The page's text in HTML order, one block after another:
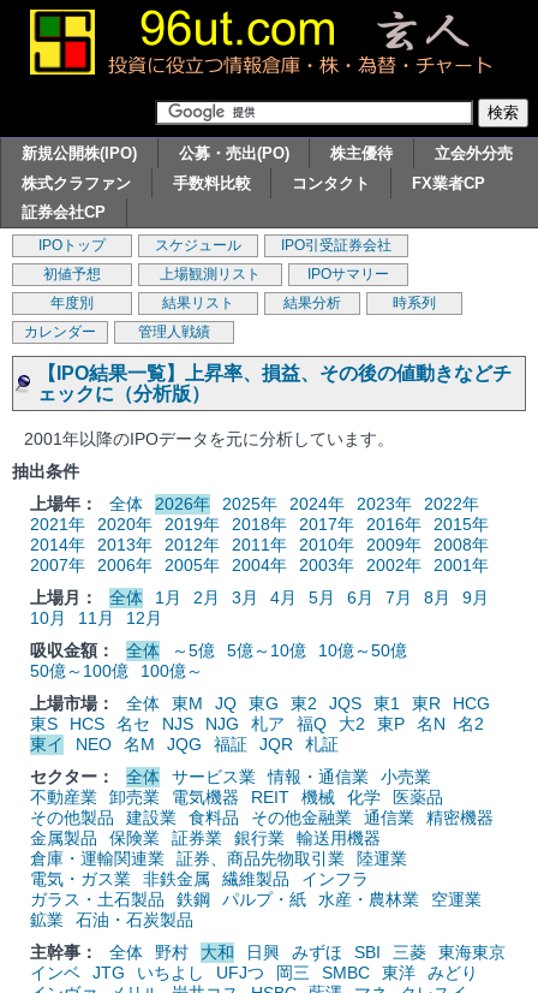
新規公開株(IPO) 公募・売出(PO) 株主優待
立会外分売
株式クラファン
手数料比較 コンタクト
FX業者CP
証券会社CP
IPOトップ スケジュール
IPO引受証券会社
初値予想
上場観測リスト
IPOサマリー
年度別
結果リスト 結果分析
時系列
カレンダー
管理人戦績
【IPO結果一覧】上昇率、損益、その後の値動きなどチ
ェックに（分析版）
2001年以降のIPOデータを元に分析しています。
抽出条件
上場年：
全体 2026年 2025年 2024年 2023年
2022年
2021年
2020年 2019年 2018年 2017年 2016年
2015年
2014年
2013年 2012年 2011年 2010年 2009年
2008年
2007年
2006年 2005年 2004年 2003年 2002年
2001年
上場月：
全体 1月 2月 3月 4月 5月 6月 7月 8月
9月
10月
11月
12月
吸収金額：
全体 ～5億 5億～10億
10億～50億
50億～100億
100億～
上場市場：
全体 東M JQ 東G 東2 JQS 東1 東R
HCG
東S
HCS 名セ NJS NJG 札ア 福Q 大2 東P 名N
名2
東イ
NEO 名M JQG 福証 JQR
札証
セクター：
全体 サービス業 情報・通信業
小売業
不動産業
卸売業 電気機器 REIT 機械 化学
医薬品
その他製品
建設業 食料品 その他金融業 通信業
精密機器
金属製品
保険業 証券業 銀行業
輸送用機器
倉庫・運輸関連業
証券、商品先物取引業
陸運業
電気・ガス業
非鉄金属 繊維製品
インフラ
ガラス・土石製品
鉄鋼 パルプ・紙 水産・農林業
空運業
鉱業
石油・石炭製品
主幹事：
全体 野村 大和 日興 みずほ SBI 三菱
東海東京
インベ
JTG いちよし UFJつ 岡三 SMBC 東洋
みどり